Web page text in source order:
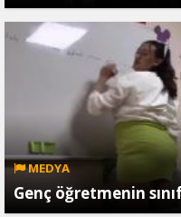
MEDYA
Genç öğretmenin